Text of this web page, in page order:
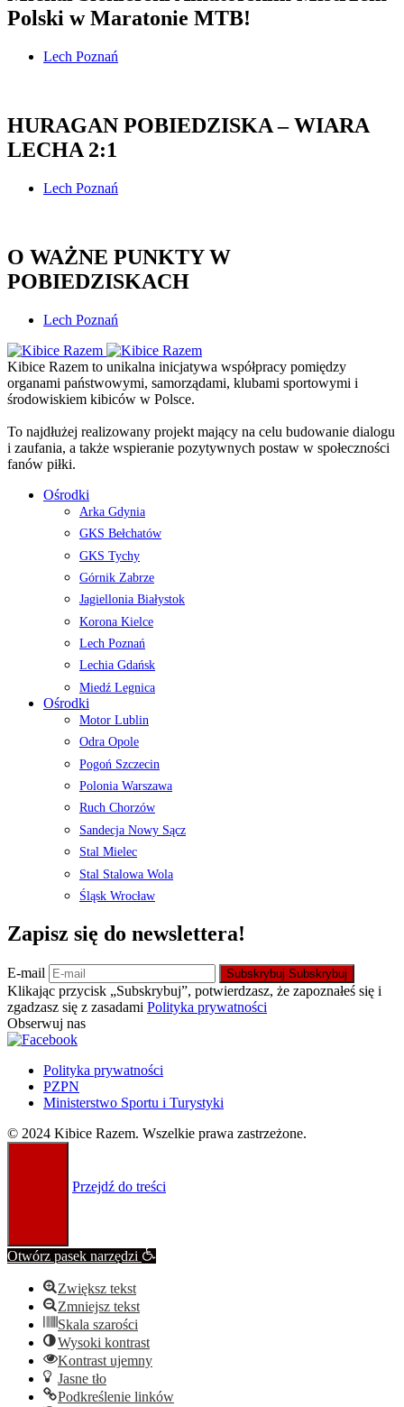
Polski w Maratonie MTB!
Lech Poznań
HURAGAN POBIEDZISKA – WIARA
LECHA 2:1
Lech Poznań
O WAŻNE PUNKTY W
POBIEDZISKACH
Lech Poznań
Kibice Razem to unikalna inicjatywa współpracy pomiędzy
organami państwowymi, samorządami, klubami sportowymi i
środowiskiem kibiców w Polsce.
To najdłużej realizowany projekt mający na celu budowanie dialogu
i zaufania, a także wspieranie pozytywnych postaw w społeczności
fanów piłki.
Ośrodki
Arka Gdynia
GKS Bełchatów
GKS Tychy
Górnik Zabrze
Jagiellonia Białystok
Korona Kielce
Lech Poznań
Lechia Gdańsk
Miedź Legnica
Ośrodki
Motor Lublin
Odra Opole
Pogoń Szczecin
Polonia Warszawa
Ruch Chorzów
Sandecja Nowy Sącz
Stal Mielec
Stal Stalowa Wola
Śląsk Wrocław
Zapisz się do newslettera!
E-mail Subskrybuj Subskrybuj
Klikając przycisk „Subskrybuj”, potwierdzasz, że zapoznałeś się i
zgadzasz się z zasadami Polityka prywatności
Obserwuj nas
Polityka prywatności
PZPN
Ministerstwo Sportu i Turystyki
© 2024 Kibice Razem. Wszelkie prawa zastrzeżone.
Przejdź do treści
Otwórz pasek narzędzi
Zwiększ tekst
Zmniejsz tekst
Skala szarości
Wysoki kontrast
Kontrast ujemny
Jasne tło
Podkreślenie linków